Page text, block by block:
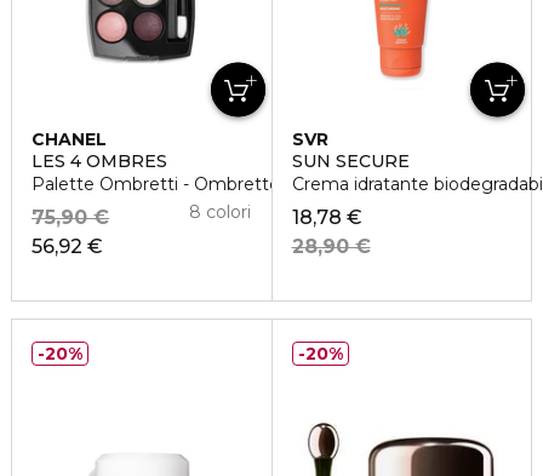
CHANEL
LES 4 OMBRES
Palette Ombretti - Ombretto dai Molteplici Effetti
56,92 €
75,90 € 8 colori
SVR
SUN SECURE
Crema idratante
18,78 €
28,90 €
20% 20%